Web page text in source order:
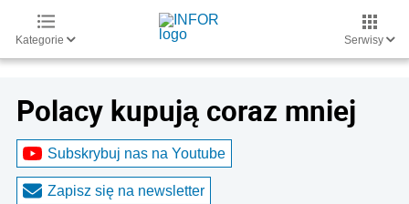
Kategorie Serwisy
Polacy kupują coraz mniej
Subskrybuj nas na Youtube
Zapisz się na newsletter